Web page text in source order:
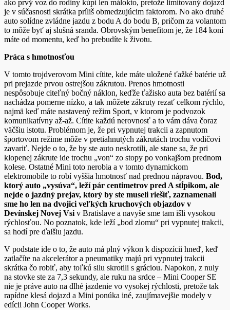
ako prvý voz do rodiny kúpi len málokto, pretože limitovaný dojazd
je v súčasnosti skrátka príliš obmedzujúcim faktorom. No ako druhé
auto solídne zvládne jazdu z bodu A do bodu B, pričom za volantom
to môže byť aj slušná sranda. Obrovským benefitom je, že 184 koní
máte od momentu, keď ho prebudíte k životu.
Práca s hmotnosťou
V tomto trojdverovom Mini cítite, kde máte uložené ťažké batérie už
pri prejazde prvou ostrejšou zákrutou. Prenos hmotnosti
nespôsobuje citeľný bočný náklon, keďže ťažisko auta bez batérií sa
nachádza pomerne nízko, a tak môžete zákruty rezať celkom rýchlo,
najmä keď máte nastavený režim Sport, v ktorom je podvozok
komunikatívny až-až. Cítite každú nerovnosť a to vám dáva čoraz
väčšiu istotu. Problémom je, že pri vypnutej trakcii a zapnutom
športovom režime môže v pretiahnutých zákrutách trochu vodičovi
zavariť. Nejde o to, že by ste auto neskrotili, ale stane sa, že pri
klopenej zákrute ide trochu „von“ zo stopy po vonkajšom prednom
kolese. Ostatné Mini toto nerobia a v tomto dynamickom
elektromobile to robí vyššia hmotnosť nad prednou nápravou. Bod,
ktorý auto „vysúva“, leží pár centimetrov pred A stĺpikom, ale
nejde o jazdný prejav, ktorý by ste museli riešiť, zaznamenali
sme ho len na dvojici veľkých kruchových objazdov v
Devínskej Novej Vsi v Bratislave a navyše sme tam išli vysokou
rýchlosťou. No poznatok, kde leží „bod zlomu“ pri vypnutej trakcii,
sa hodí pre ďalšiu jazdu.
V podstate ide o to, že auto má plný výkon k dispozícii hneď, keď
zatlačíte na akcelerátor a pneumatiky majú pri vypnutej trakcii
skrátka čo robiť, aby toľkú silu skrotili s gráciou. Napokon, z nuly
na stovke ste za 7,3 sekundy, ale ruku na srdce – Mini Cooper SE
nie je práve auto na dlhé jazdenie vo vysokej rýchlosti, pretože tak
rapídne klesá dojazd a Mini ponúka iné, zaujímavejšie modely v
edícii John Cooper Works.